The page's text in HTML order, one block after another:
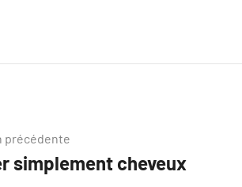
précédente
simplement cheveux